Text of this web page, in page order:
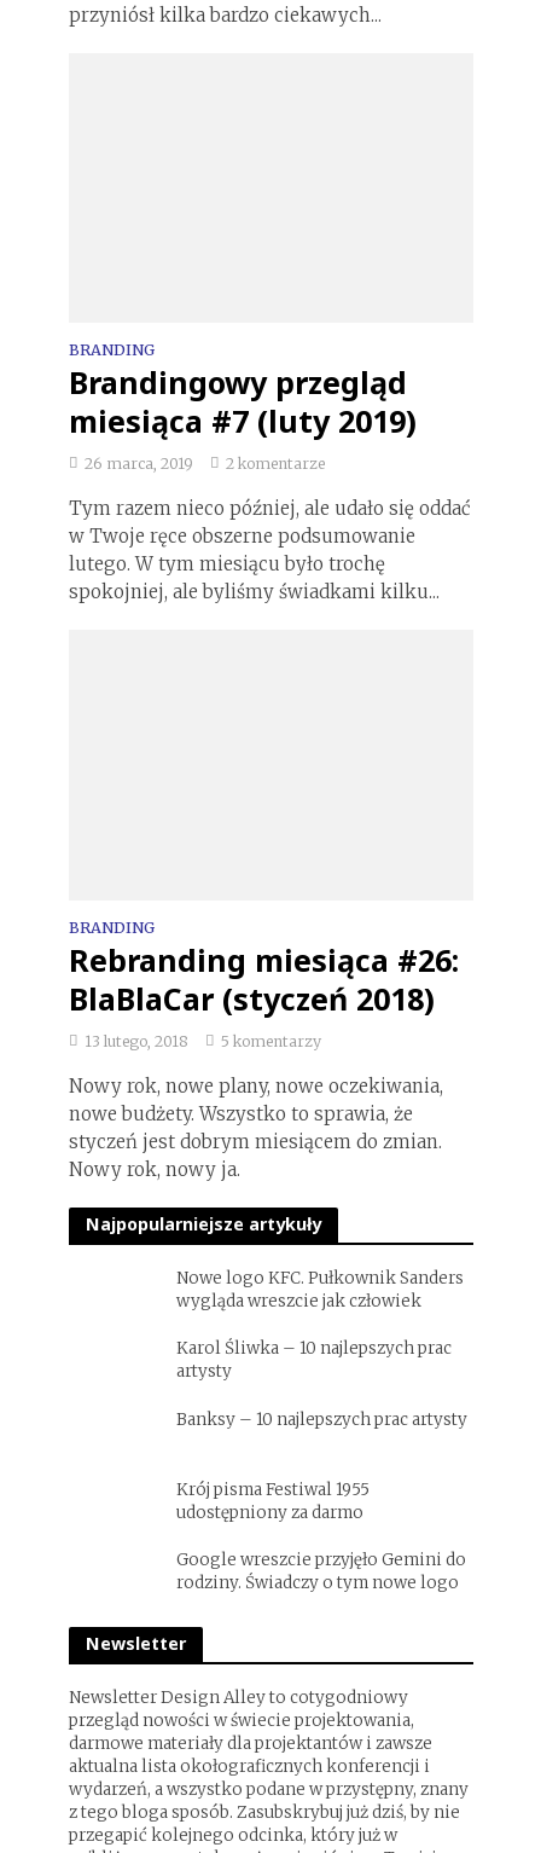
przyniósł kilka bardzo ciekawych...
BRANDING
Brandingowy przegląd
miesiąca #7 (luty 2019)
26 marca, 2019 2 komentarze
Tym razem nieco później, ale udało się oddać
w Twoje ręce obszerne podsumowanie
lutego. W tym miesiącu było trochę
spokojniej, ale byliśmy świadkami kilku...
BRANDING
Rebranding miesiąca #26:
BlaBlaCar (styczeń 2018)
13 lutego, 2018 5 komentarzy
Nowy rok, nowe plany, nowe oczekiwania,
nowe budżety. Wszystko to sprawia, że
styczeń jest dobrym miesiącem do zmian.
Nowy rok, nowy ja.
Najpopularniejsze artykuły
Nowe logo KFC. Pułkownik Sanders
wygląda wreszcie jak człowiek
Karol Śliwka – 10 najlepszych prac
artysty
Banksy – 10 najlepszych prac artysty
Krój pisma Festiwal 1955
udostępniony za darmo
Google wreszcie przyjęło Gemini do
rodziny. Świadczy o tym nowe logo
Newsletter
Newsletter Design Alley to cotygodniowy
przegląd nowości w świecie projektowania,
darmowe materiały dla projektantów i zawsze
aktualna lista okołograficznych konferencji i
wydarzeń, a wszystko podane w przystępny, znany
z tego bloga sposób. Zasubskrybuj już dziś, by nie
przegapić kolejnego odcinka, który już w